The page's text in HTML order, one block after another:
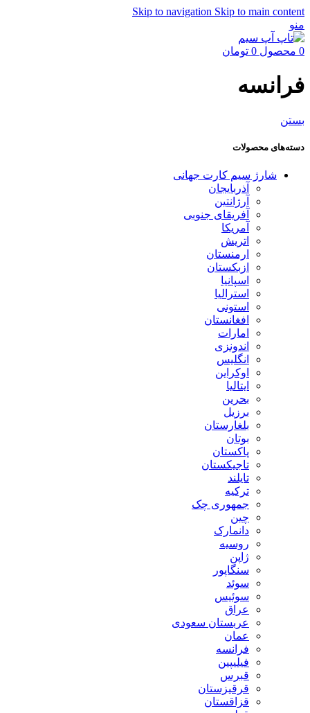
Skip to navigation Skip to main content
منو
0 محصول 0 تومان
فرانسه
بستن
دسته‌های محصولات
شارژ سیم کارت جهانی
آذربایجان
آرژانتین
آفریقای جنوبی
آمریکا
اتریش
ارمنستان
ازبکستان
اسپانیا
استرالیا
استونی
افغانستان
امارات
اندونزی
انگلیس
اوکراین
ایتالیا
بحرین
برزیل
بلغارستان
بوتان
پاکستان
تاجیکستان
تایلند
ترکیه
جمهوری چک
چین
دانمارک
روسیه
ژاپن
سنگاپور
سوئد
سوئیس
عراق
عربستان سعودی
عمان
فرانسه
فیلیپین
قبرس
قرقیزستان
قزاقستان